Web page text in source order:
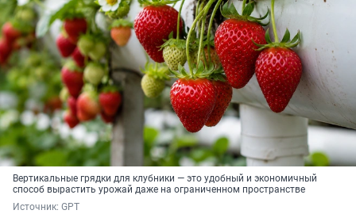
Вертикальные грядки для клубники — это удобный и экономичный
способ вырастить урожай даже на ограниченном пространстве
Источник: GPT